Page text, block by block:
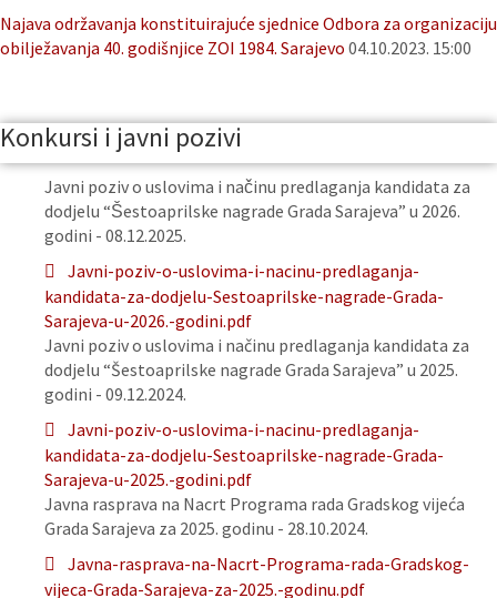
Najava održavanja konstituirajuće sjednice Odbora za organizaciju
obilježavanja 40. godišnjice ZOI 1984. Sarajevo 04.10.2023. 15:00
Konkursi i javni pozivi
Javni poziv o uslovima i načinu predlaganja kandidata za
dodjelu “Šestoaprilske nagrade Grada Sarajeva” u 2026.
godini - 08.12.2025.
Javni-poziv-o-uslovima-i-nacinu-predlaganja-
kandidata-za-dodjelu-Sestoaprilske-nagrade-Grada-
Sarajeva-u-2026.-godini.pdf
Javni poziv o uslovima i načinu predlaganja kandidata za
dodjelu “Šestoaprilske nagrade Grada Sarajeva” u 2025.
godini - 09.12.2024.
Javni-poziv-o-uslovima-i-nacinu-predlaganja-
kandidata-za-dodjelu-Sestoaprilske-nagrade-Grada-
Sarajeva-u-2025.-godini.pdf
Javna rasprava na Nacrt Programa rada Gradskog vijeća
Grada Sarajeva za 2025. godinu - 28.10.2024.
Javna-rasprava-na-Nacrt-Programa-rada-Gradskog-
vijeca-Grada-Sarajeva-za-2025.-godinu.pdf